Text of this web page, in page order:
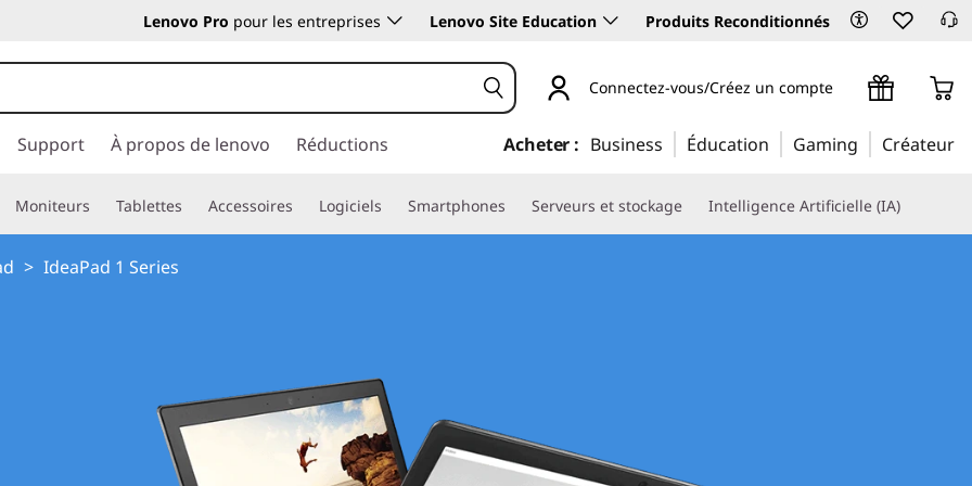
Lenovo Pro pour les entreprises Lenovo Site Education Produits Reconditionnés
Connectez-vous/Créez un compte
Support À propos de lenovo Réductions Acheter : Business Éducation Gaming Créateur
Moniteurs Tablettes Accessoires Logiciels Smartphones Serveurs et stockage Intelligence Artificielle (IA)
> IdeaPad 1 Series